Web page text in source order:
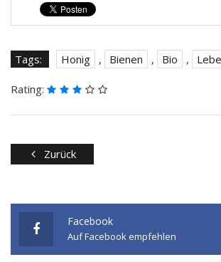
Tags: Honig , Bienen , Bio ,
Rating:
Zurück
Facebook
Auf Facebook empfehlen